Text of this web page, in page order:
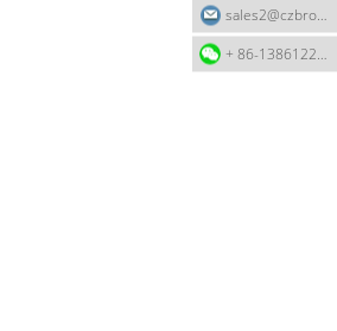
sales2@czbroad.cn
+ 86-13861226618